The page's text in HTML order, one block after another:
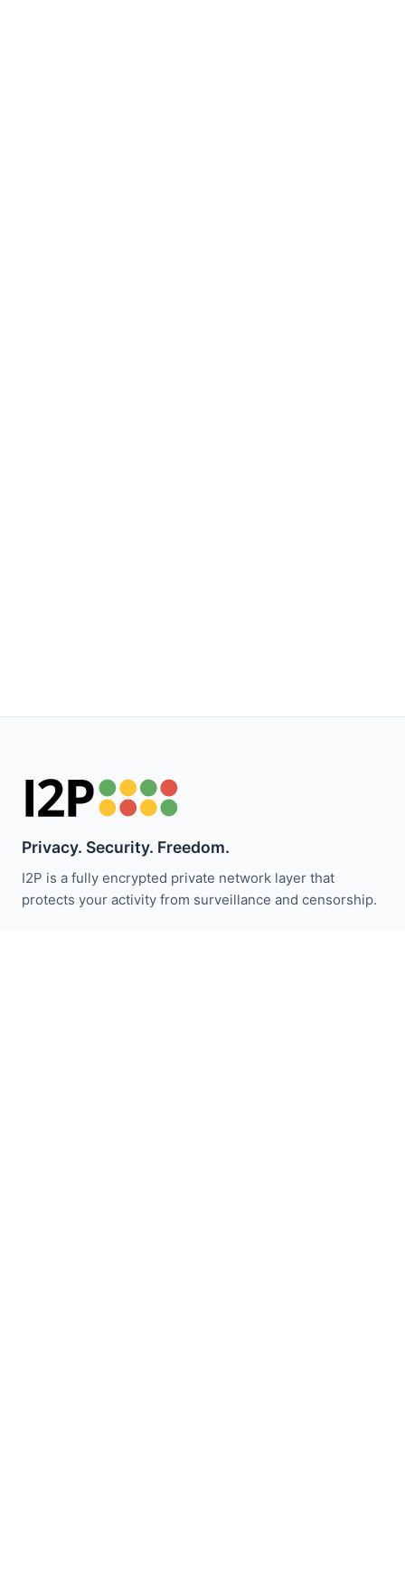
Privacy. Security. Freedom.
I2P is a fully encrypted private network layer that
protects your activity from surveillance and censorship.